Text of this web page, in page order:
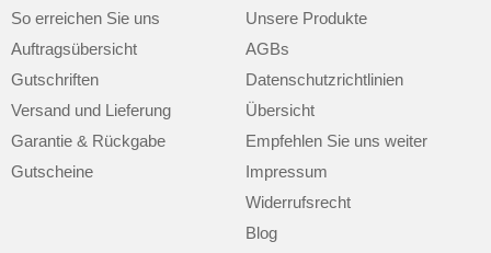
So erreichen Sie uns
Auftragsübersicht
Gutschriften
Versand und Lieferung
Garantie & Rückgabe
Gutscheine
Unsere Produkte
AGBs
Datenschutzrichtlinien
Übersicht
Empfehlen Sie uns weiter
Impressum
Widerrufsrecht
Blog